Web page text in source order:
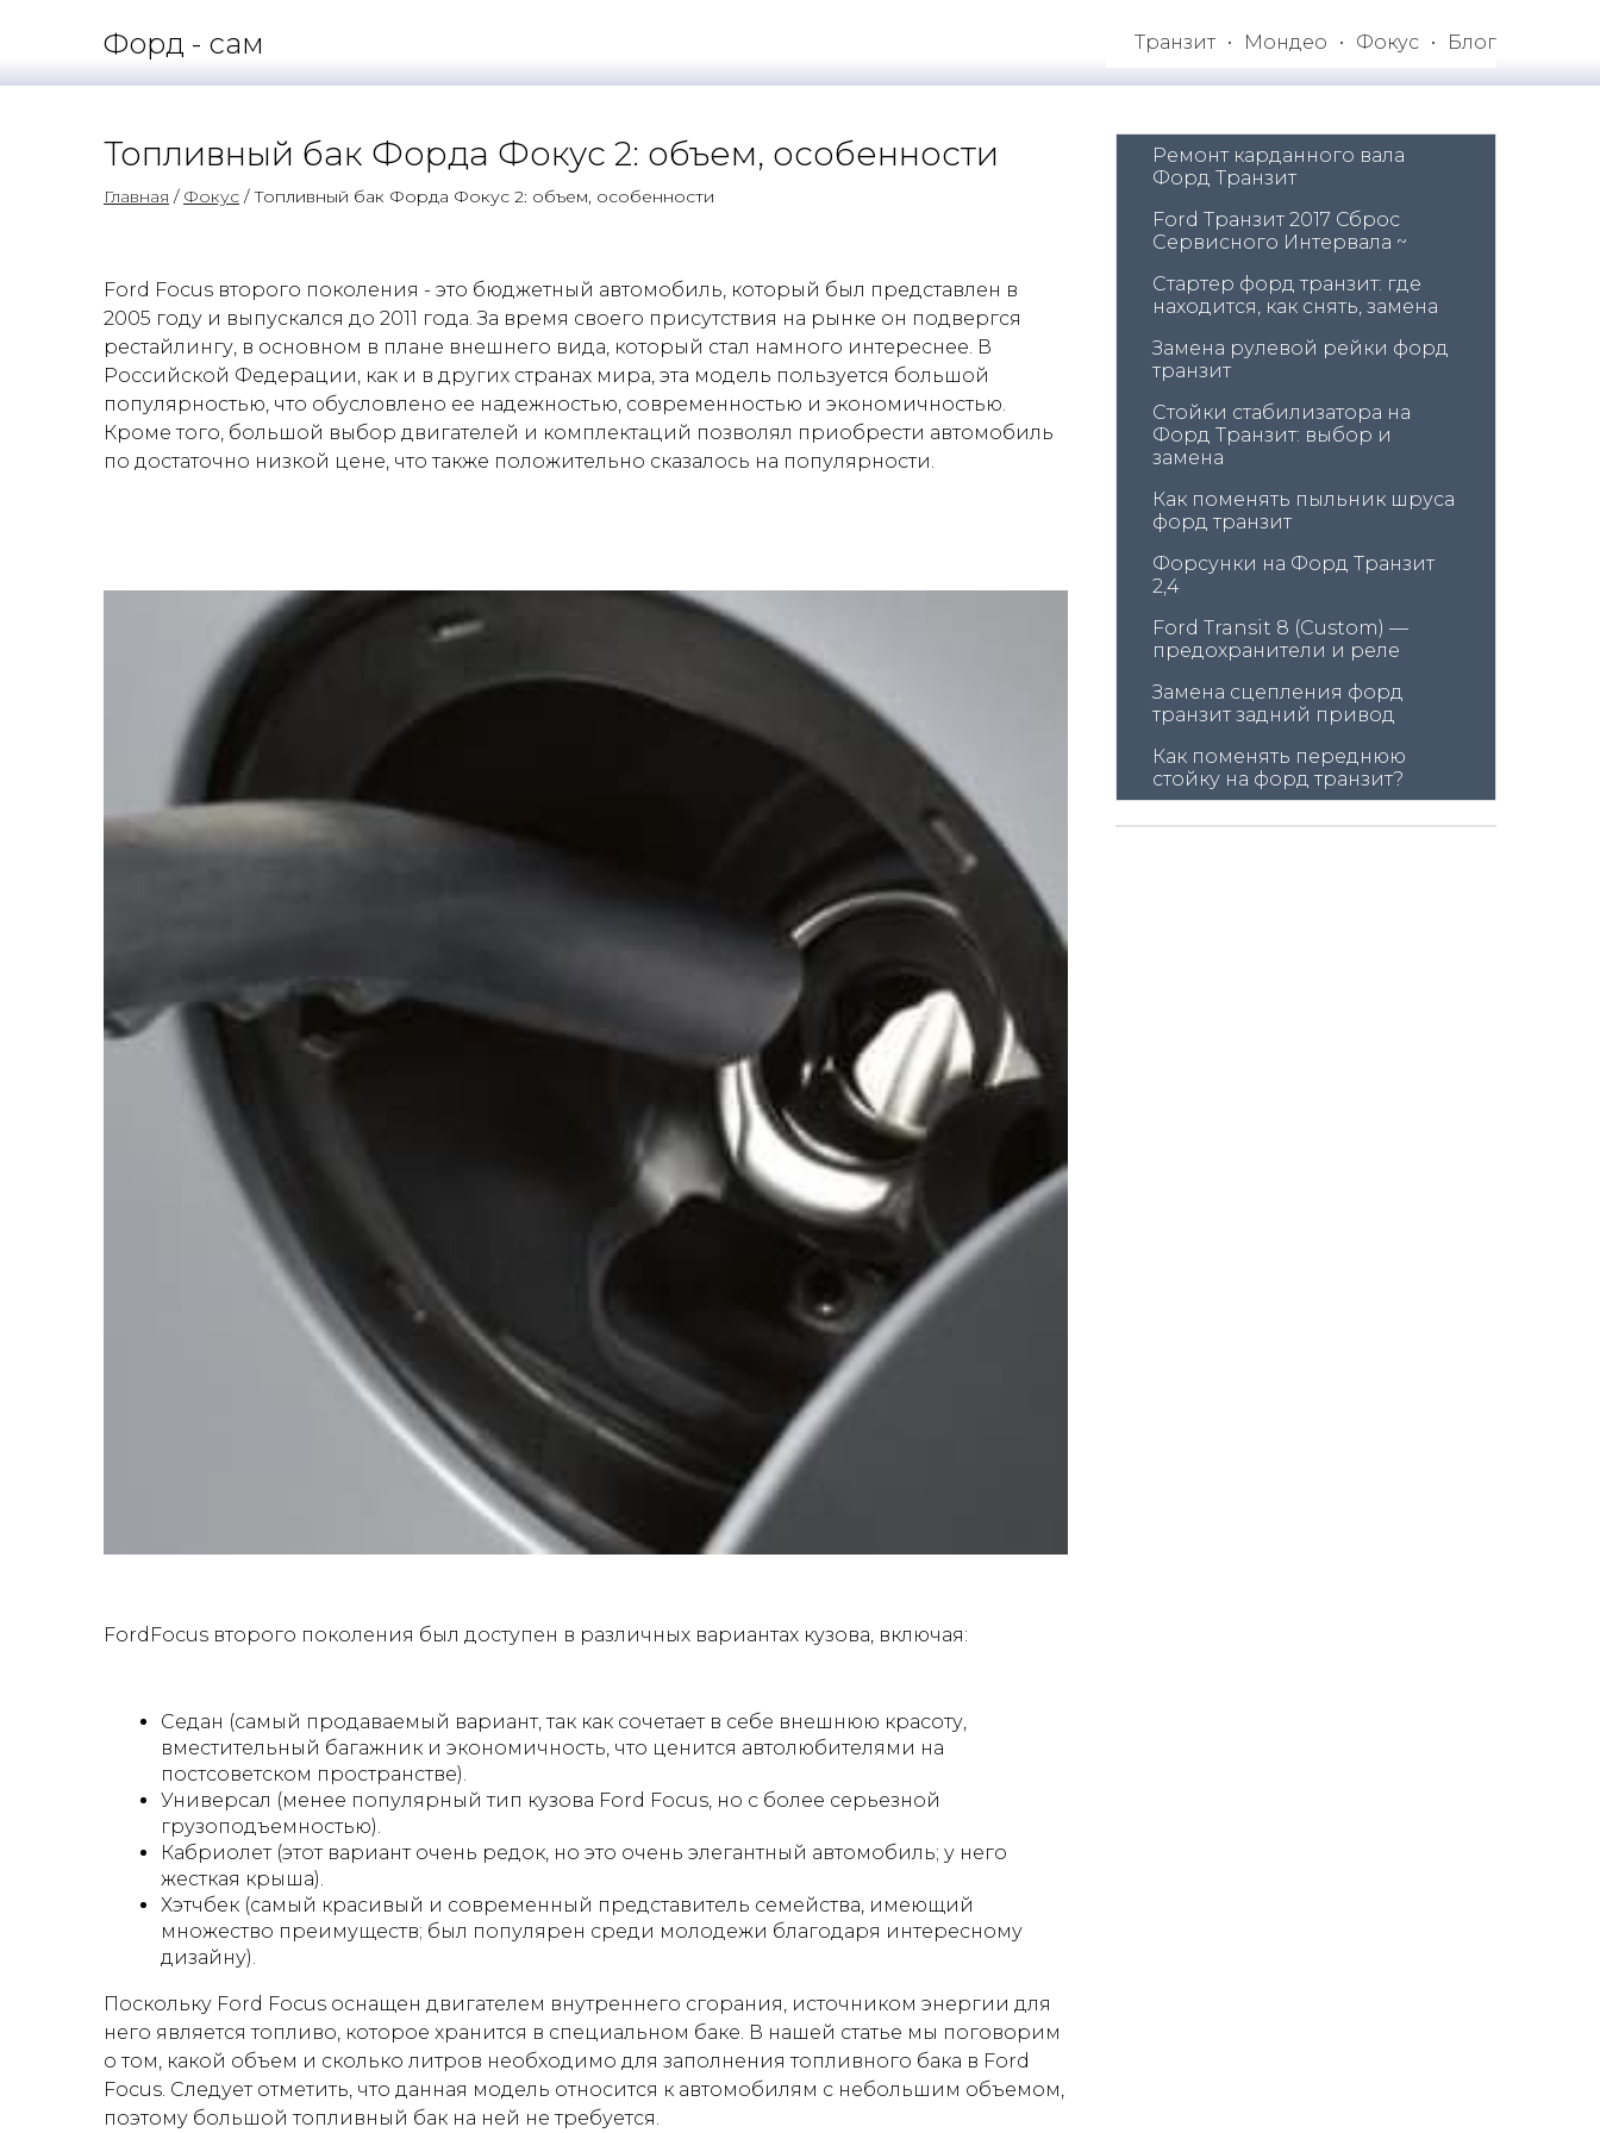
Форд - сам Транзит Мондео Фокус Блог
Топливный бак Форда Фокус 2: объем, особенности
Главная / Фокус / Топливный бак Форда Фокус 2: объем, особенности
Ford Focus второго поколения - это бюджетный автомобиль, который был представлен в
2005 году и выпускался до 2011 года. За время своего присутствия на рынке он подвергся
рестайлингу, в основном в плане внешнего вида, который стал намного интереснее. В
Российской Федерации, как и в других странах мира, эта модель пользуется большой
популярностью, что обусловлено ее надежностью, современностью и экономичностью.
Кроме того, большой выбор двигателей и комплектаций позволял приобрести автомобиль
по достаточно низкой цене, что также положительно сказалось на популярности.
FordFocus второго поколения был доступен в различных вариантах кузова, включая:
Седан (самый продаваемый вариант, так как сочетает в себе внешнюю красоту,
вместительный багажник и экономичность, что ценится автолюбителями на
постсоветском пространстве).
Универсал (менее популярный тип кузова Ford Focus, но с более серьезной
грузоподъемностью).
Кабриолет (этот вариант очень редок, но это очень элегантный автомобиль; у него
жесткая крыша).
Хэтчбек (самый красивый и современный представитель семейства, имеющий
множество преимуществ; был популярен среди молодежи благодаря интересному
дизайну).
Поскольку Ford Focus оснащен двигателем внутреннего сгорания, источником энергии для
него является топливо, которое хранится в специальном баке. В нашей статье мы поговорим
о том, какой объем и сколько литров необходимо для заполнения топливного бака в Ford
Focus. Следует отметить, что данная модель относится к автомобилям с небольшим объемом,
поэтому большой топливный бак на ней не требуется.
Ремонт карданного вала
Форд Транзит
Ford Транзит 2017 Сброс
Сервисного Интервала ~
Стартер форд транзит: где
находится, как снять, замена
Замена рулевой рейки форд
транзит
Стойки стабилизатора на
Форд Транзит: выбор и
замена
Как поменять пыльник шруса
форд транзит
Форсунки на Форд Транзит
2,4
Ford Transit 8 (Custom) —
предохранители и реле
Замена сцепления форд
транзит задний привод
Как поменять переднюю
стойку на форд транзит?